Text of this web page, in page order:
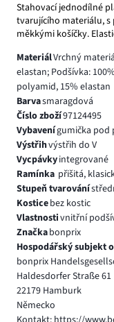
Stahovací jednodílné
tvarujícího materiálu,
měkkými košíčky.
MateriálVrchný
elastan; Podšívka:
polyamid, 15% elastan
Barvasmaragdová
Číslo zboží97124495
Vybavenígumička pod
Výstřihvýstřih do V
Vycpávkyintegrované
Ramínka přišitá,
Stupeň tvarování
Kosticebez kostic
Vlastnostivnitřní
Značkabonprix
Hospodářský subjekt
bonprix
Haldesdorfer Straße 61
22179 Hamburk
Německo